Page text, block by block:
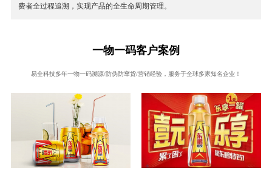
费者全过程追溯，实现产品的全生命周期管理。
一物一码客户案例
易全科技多年一物一码溯源/防伪防窜货/营销经验，服务于全球多家知名企业！